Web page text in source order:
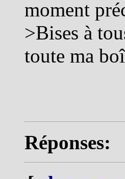
moment
>Bises à
toute ma
Réponses: